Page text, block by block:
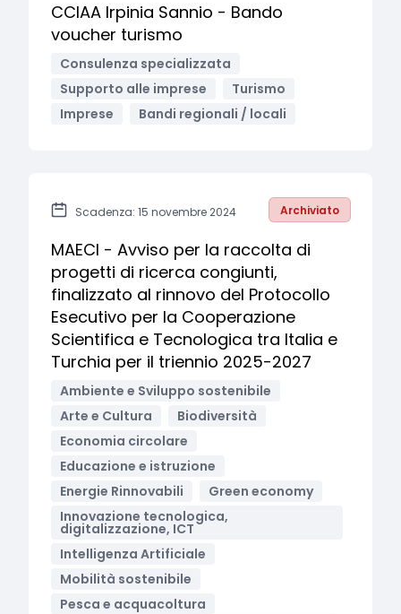
CCIAA Irpinia Sannio - Bando
voucher turismo
Consulenza specializzata
Supporto alle imprese
Turismo
Imprese
Bandi regionali / locali
Scadenza: 15 novembre 2024 Archiviato
MAECI - Avviso per la raccolta di
progetti di ricerca congiunti,
finalizzato al rinnovo del Protocollo
Esecutivo per la Cooperazione
Scientifica e Tecnologica tra Italia e
Turchia per il triennio 2025-2027
Ambiente e Sviluppo sostenibile
Arte e Cultura
Biodiversità
Economia circolare
Educazione e istruzione
Energie Rinnovabili
Green economy
Innovazione tecnologica,
digitalizzazione, ICT
Intelligenza Artificiale
Mobilità sostenibile
Pesca e acquacoltura